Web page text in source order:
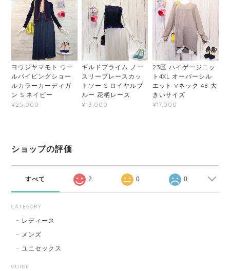
ヨウジヤマモト ウー
ルパイピングショー
ルカラーカーディガ
ン S ネイビー
¥25,000
ギルドプライム ノー
スリーブレースカッ
トソー S ロイヤルブ
ルー 花柄レース
¥13,000
23区 ハイゲージニッ
ト4XL オーバーシル
エット Vネック 48 大
きいサイズ
¥17,000
ショップの評価
すべて 2 0 0
CATEGORY
レディース
メンズ
ユニセックス
GUIDE